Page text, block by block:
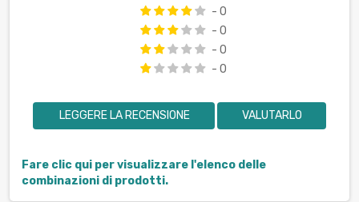
- 0
- 0
- 0
- 0
LEGGERE LA RECENSIONE VALUTARLO
Fare clic qui per visualizzare l'elenco delle
combinazioni di prodotti.